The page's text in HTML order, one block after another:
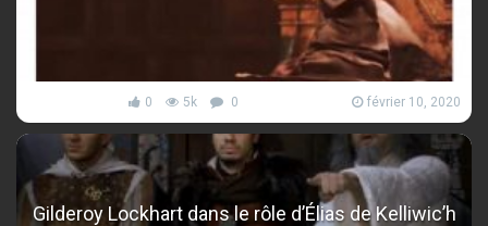
0 5k 0 février 10, 2020
Gilderoy Lockhart dans le rôle d’Élias de Kelliwic’h